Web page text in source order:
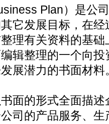
Plan）是公司
它发展目标，在
理有关资料的基
辑整理的一个向
展潜力的书面材料
的形式全面描述
司的产品服务、